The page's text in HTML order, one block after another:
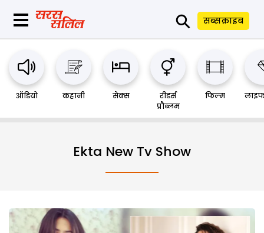
⚲ सब्सक्राइब
ऑडियो कहानी सेक्स
रीडर्स
प्रौब्लम
फिल्म
Ekta New Tv Show